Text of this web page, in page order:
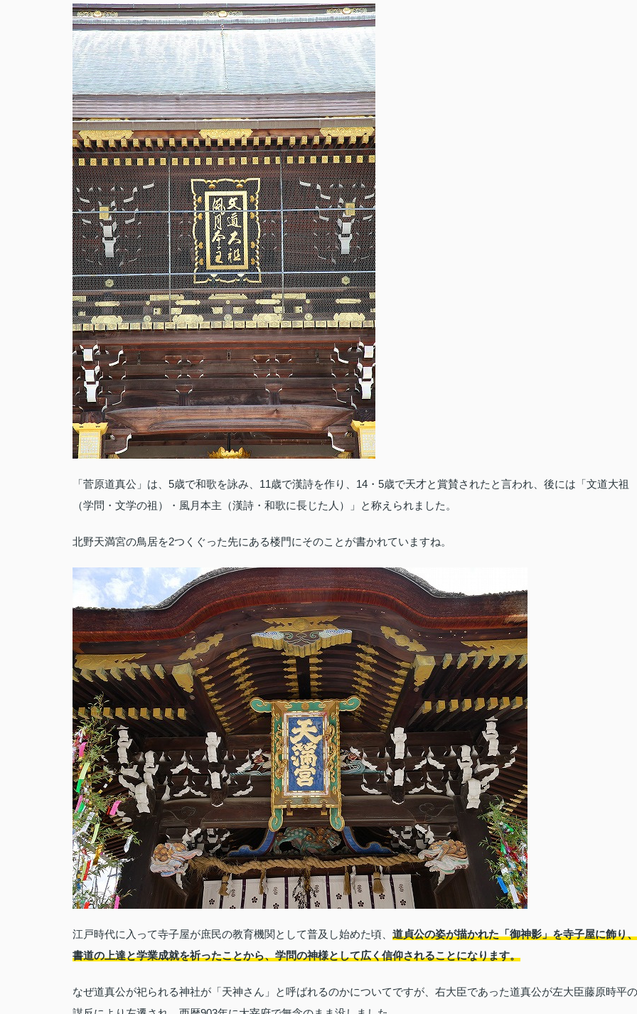
「菅原道真公」は、5歳で和歌を詠み、11歳で漢詩を作り、14・5歳で天才と賞賛されたと言われ、後には「文道大祖
（学問・文学の祖）・風月本主（漢詩・和歌に長じた人）」と称えられました。
北野天満宮の鳥居を2つくぐった先にある楼門にそのことが書かれていますね。
江戸時代に入って寺子屋が庶民の教育機関として普及し始めた頃、 道貞公の姿が描かれた「御神影」を寺子屋に飾り、
書道の上達と学業成就を祈ったことから、学問の神様として広く信仰されることになります。
なぜ道真公が祀られる神社が「天神さん」と呼ばれるのかについてですが、右大臣であった道真公が左大臣藤原時平の